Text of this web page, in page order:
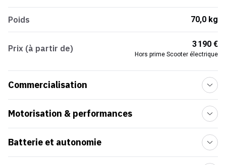
Poids 70,0 kg
Prix (à partir de) 3 190 €
Hors prime Scooter électrique
Commercialisation
Motorisation & performances
Batterie et autonomie